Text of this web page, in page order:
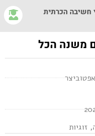
חשיבה הכרתית
משנה הכל
, זוגיות